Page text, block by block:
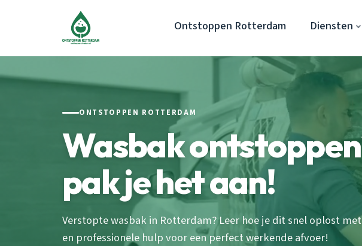
Ontstoppen Rotterdam Diensten
ONTSTOPPEN ROTTERDAM
Wasbak
pak je het aan!
Verstopte wasbak in Rotterdam? Leer hoe je dit snel oplost
en professionele hulp voor een perfect werkende afvoer!